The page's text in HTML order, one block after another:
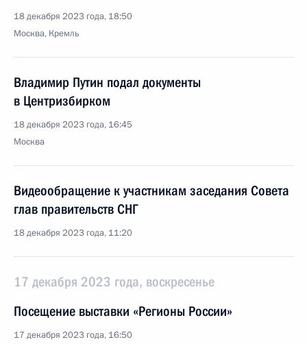
18 декабря 2023 года, 18:50
Москва, Кремль
Владимир Путин подал документы
в Центризбирком
18 декабря 2023 года, 16:45
Москва
Видеообращение к участникам заседания Совета
глав правительств СНГ
18 декабря 2023 года, 11:20
17 декабря 2023 года, воскресенье
Посещение выставки «Регионы России»
17 декабря 2023 года, 16:50